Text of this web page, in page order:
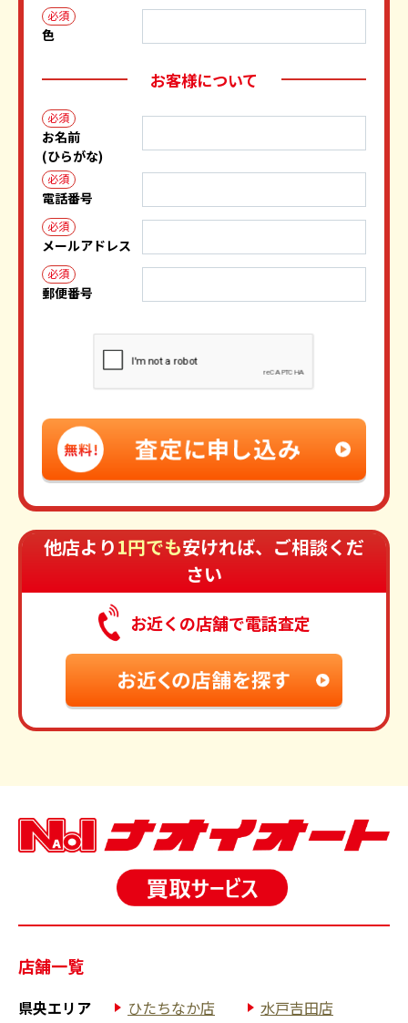
必須
色
お客様について
必須
お名前
(ひらがな)
必須
電話番号
必須
メールアドレス
必須
郵便番号
他店より1円でも安ければ、ご相談くだ
さい
お近くの店舗で電話査定
店舗一覧
県央エリア ひたちなか店
水戸吉田店